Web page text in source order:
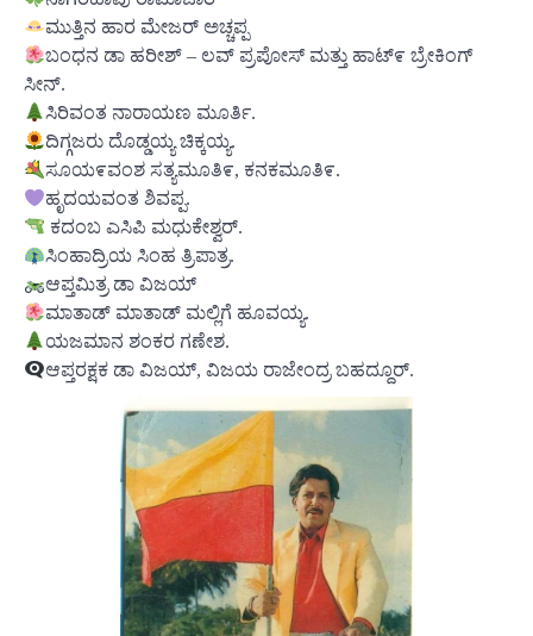
ಮುತ್ತಿನ ಹಾರ ಮೇಜರ್ ಅಚ್ಚಪ್ಪ
ಬಂಧನ ಡಾ ಹರೀಶ್ – ಲವ್ ಪ್ರಪೋಸ್ ಮತ್ತು ಹಾಟ್೯ ಬ್ರೇಕಿಂಗ್
ಸೀನ್.
ಸಿರಿವಂತ ನಾರಾಯಣ ಮೂರ್ತಿ.
ದಿಗ್ಗಜರು ದೊಡ್ಡಯ್ಯ ಚಿಕ್ಕಯ್ಯ.
ಸೂಯ೯ವಂಶ ಸತ್ಯಮೂತಿ೯, ಕನಕಮೂತಿ೯.
ಹೃದಯವಂತ ಶಿವಪ್ಪ.
ಕದಂಬ ಎಸಿಪಿ ಮಧುಕೇಶ್ವರ್.
ಸಿಂಹಾದ್ರಿಯ ಸಿಂಹ ತ್ರಿಪಾತ್ರ.
ಆಪ್ತಮಿತ್ರ ಡಾ ವಿಜಯ್
ಮಾತಾಡ್ ಮಾತಾಡ್ ಮಲ್ಲಿಗೆ ಹೂವಯ್ಯ.
ಯಜಮಾನ ಶಂಕರ ಗಣೇಶ.
ಆಪ್ತರಕ್ಷಕ ಡಾ ವಿಜಯ್, ವಿಜಯ ರಾಜೇಂದ್ರ ಬಹದ್ದೂರ್.